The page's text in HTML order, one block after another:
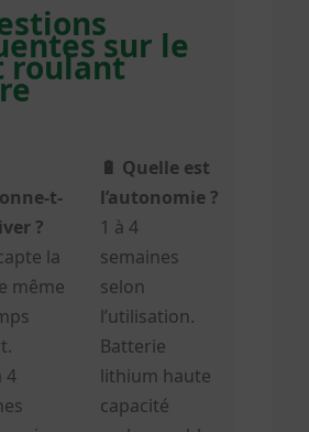
sur le
roulant
t-
?
la
même
4
🔋 Quelle est
l’autonomie ?
1 à 4
semaines
selon
l’utilisation.
Batterie
lithium haute
capacité